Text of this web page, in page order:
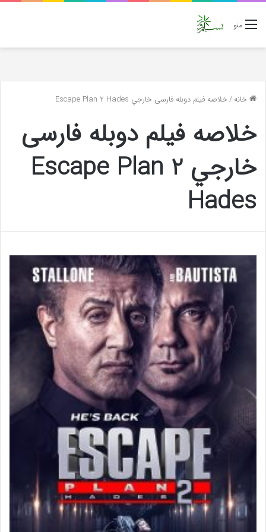
منو
خانه/خلاصه فیلم دوبله فارسی خارجي Escape Plan 2 Hades
خلاصه فیلم دوبله فارسی
خارجي Escape Plan 2
Hades